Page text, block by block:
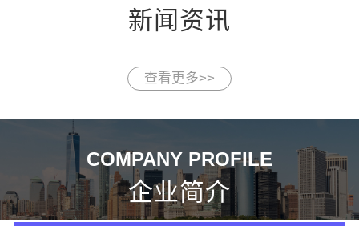
新闻资讯
查看更多>>
COMPANY PROFILE
企业简介